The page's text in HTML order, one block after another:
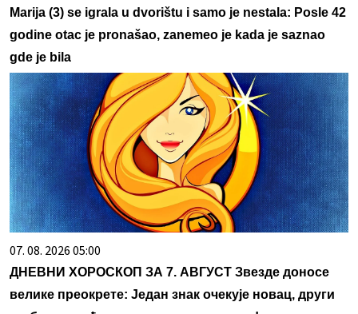
Marija (3) se igrala u dvorištu i samo je nestala: Posle 42
godine otac je pronašao, zanemeo je kada je saznao
gde je bila
07. 08. 2026 05:00
ДНЕВНИ ХОРОСКОП ЗА 7. АВГУСТ Звезде доносе
велике преокрете: Један знак очекује новац, други